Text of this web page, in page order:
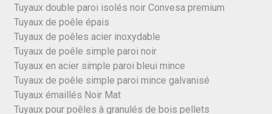
Tuyaux double paroi isolés noir Convesa premium
Tuyaux de poêle épais
Tuyaux de poêles acier inoxydable
Tuyaux de poêle simple paroi noir
Tuyaux en acier simple paroi bleui mince
Tuyaux de poêle simple paroi mince galvanisé
Tuyaux émaillés Noir Mat
Tuyaux pour poêles à granulés de bois pellets